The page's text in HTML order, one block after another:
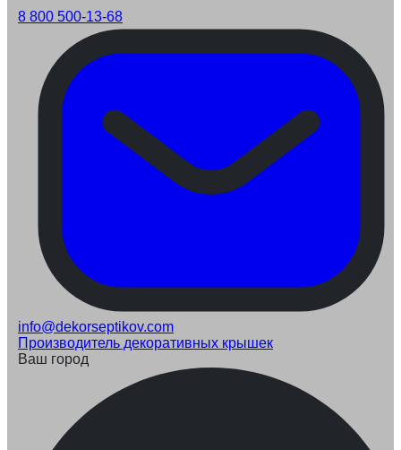
8 800 500-13-68
info@dekorseptikov.com
Производитель декоративных крышек
Ваш город